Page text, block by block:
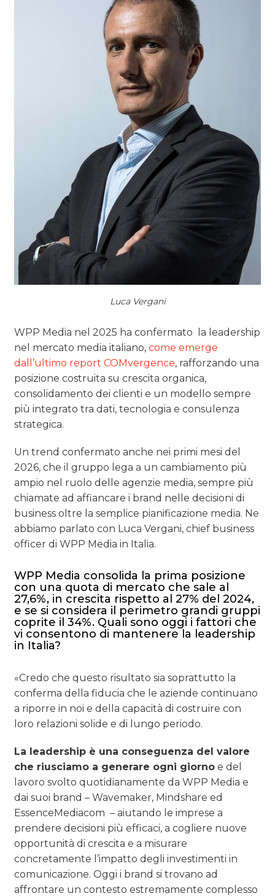
Luca Vergani
WPP Media nel 2025 ha confermato la leadership
nel mercato media italiano, come emerge
dall’ultimo report COMvergence, rafforzando una
posizione costruita su crescita organica,
consolidamento dei clienti e un modello sempre
più integrato tra dati, tecnologia e consulenza
strategica.
Un trend confermato anche nei primi mesi del
2026, che il gruppo lega a un cambiamento più
ampio nel ruolo delle agenzie media, sempre più
chiamate ad affiancare i brand nelle decisioni di
business oltre la semplice pianificazione media. Ne
abbiamo parlato con Luca Vergani, chief business
officer di WPP Media in Italia.
WPP Media consolida la prima posizione
con una quota di mercato che sale al
27,6%, in crescita rispetto al 27% del 2024,
e se si considera il perimetro grandi gruppi
coprite il 34%. Quali sono oggi i fattori che
vi consentono di mantenere la leadership
in Italia?
«Credo che questo risultato sia soprattutto la
conferma della fiducia che le aziende continuano
a riporre in noi e della capacità di costruire con
loro relazioni solide e di lungo periodo.
La leadership è una conseguenza del valore
che riusciamo a generare ogni giorno e del
lavoro svolto quotidianamente da WPP Media e
dai suoi brand – Wavemaker, Mindshare ed
EssenceMediacom – aiutando le imprese a
prendere decisioni più efficaci, a cogliere nuove
opportunità di crescita e a misurare
concretamente l’impatto degli investimenti in
comunicazione. Oggi i brand si trovano ad
affrontare un contesto estremamente complesso